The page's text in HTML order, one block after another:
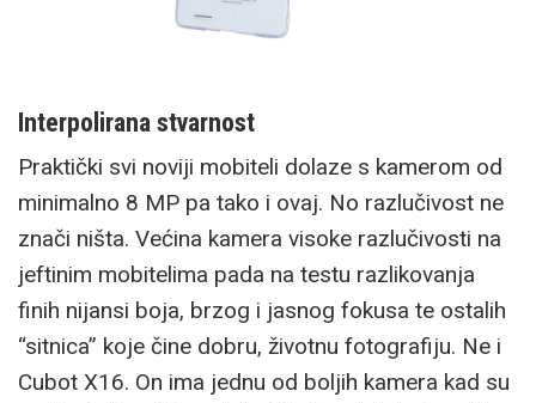
Interpolirana stvarnost
Praktički svi noviji mobiteli dolaze s kamerom od
minimalno 8 MP pa tako i ovaj. No razlučivost ne
znači ništa. Većina kamera visoke razlučivosti na
jeftinim mobitelima pada na testu razlikovanja
finih nijansi boja, brzog i jasnog fokusa te ostalih
“sitnica” koje čine dobru, životnu fotografiju. Ne i
Cubot X16. On ima jednu od boljih kamera kad su